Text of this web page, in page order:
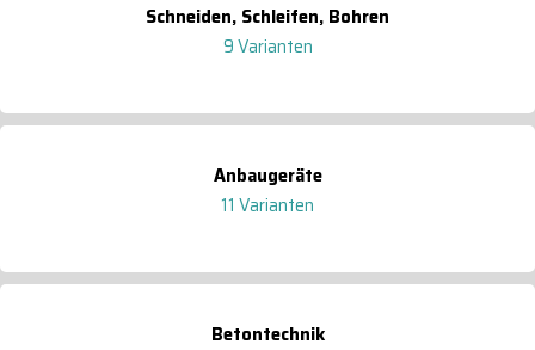
Schneiden, Schleifen, Bohren
9 Varianten
Anbaugeräte
11 Varianten
Betontechnik